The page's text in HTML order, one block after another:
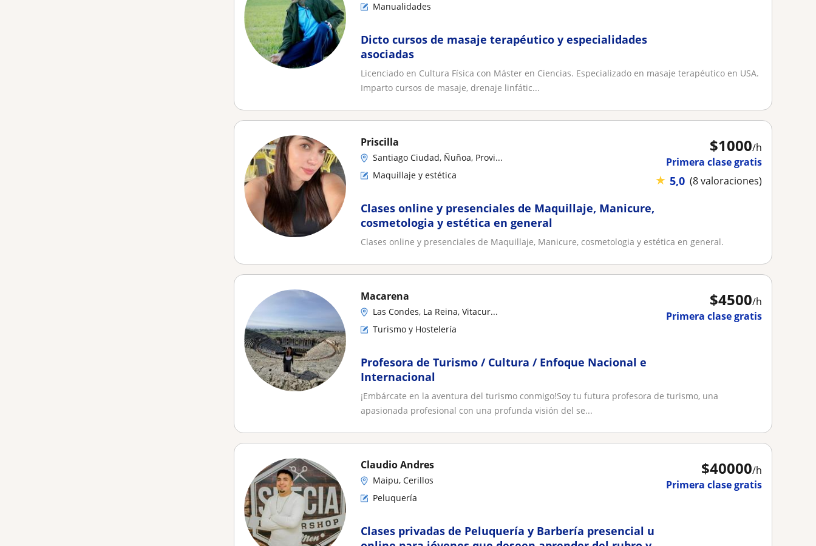
Manualidades
Dicto cursos de masaje terapéutico y especialidades
asociadas
Licenciado en Cultura Física con Máster en Ciencias. Especializado en masaje terapéutico en USA.
Imparto cursos de masaje, drenaje linfátic...
$1000/h
Primera clase gratis
★ 5,0 (8 valoraciones)
Priscilla
Santiago Ciudad, Ñuñoa, Provi...
Maquillaje y estética
Clases online y presenciales de Maquillaje, Manicure,
cosmetologia y estética en general
Clases online y presenciales de Maquillaje, Manicure, cosmetologia y estética en general.
$4500/h
Primera clase gratis
Macarena
Las Condes, La Reina, Vitacur...
Turismo y Hostelería
Profesora de Turismo / Cultura / Enfoque Nacional e
Internacional
¡Embárcate en la aventura del turismo conmigo!Soy tu futura profesora de turismo, una
apasionada profesional con una profunda visión del se...
$40000/h
Primera clase gratis
Claudio Andres
Maipu, Cerillos
Peluquería
Clases privadas de Peluquería y Barbería presencial u